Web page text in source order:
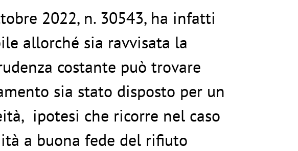
2022, n. 30543, ha infatti
allorché sia ravvisata la
costante può trovare
sia stato disposto per un
ipotesi che ricorre nel caso
a buona fede del rifiuto